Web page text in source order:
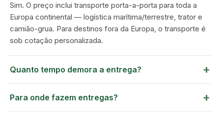
GREEN VILLAGE
MOBILE HOMES
Sim. O preço inclui transporte porta-a-porta para toda a
Europa continental — logística marítima/terrestre, trator e
camião-grua. Para destinos fora da Europa, o transporte é
sob cotação personalizada.
Quanto tempo demora a entrega? +
Para onde fazem entregas? +